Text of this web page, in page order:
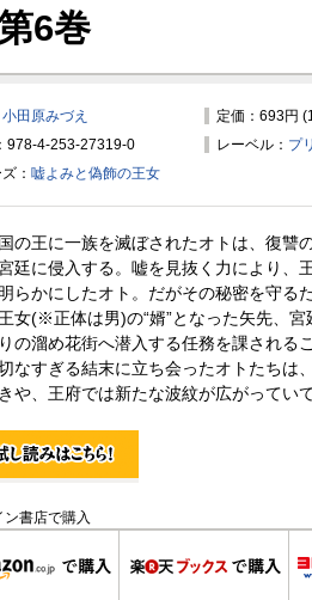
6巻
小田原みづえ
定価：693円
978-4-253-27319-0
レーベル： プ
： 嘘よみと偽飾の王女
の王に一族を滅ぼされたオトは、復讐
廷に侵入する。嘘を見抜く力により、
らかにしたオト。だがその秘密を守る
女(※正体は男)の“婿”となった矢先、宮
の溜め花街へ潜入する任務を課されるこ
なすぎる結末に立ち会ったオトたちは
や、王府では新たな波紋が広がってい
ン書店で購入